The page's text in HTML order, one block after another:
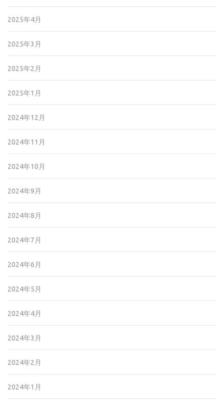
2025年4月
2025年3月
2025年2月
2025年1月
2024年12月
2024年11月
2024年10月
2024年9月
2024年8月
2024年7月
2024年6月
2024年5月
2024年4月
2024年3月
2024年2月
2024年1月